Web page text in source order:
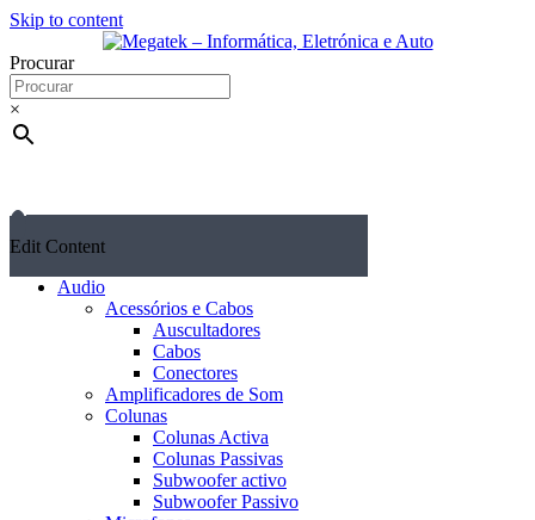
Skip to content
Procurar
×
Edit Content
Audio
Acessórios e Cabos
Auscultadores
Cabos
Conectores
Amplificadores de Som
Colunas
Colunas Activa
Colunas Passivas
Subwoofer activo
Subwoofer Passivo